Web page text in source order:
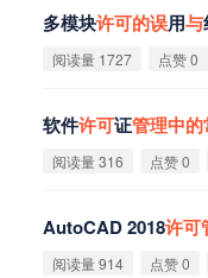
多模块许可的误用与
阅读量 1727 点赞 0
软件许可证管理中的
阅读量 316 点赞 0
AutoCAD 2018许可
阅读量 914 点赞 0